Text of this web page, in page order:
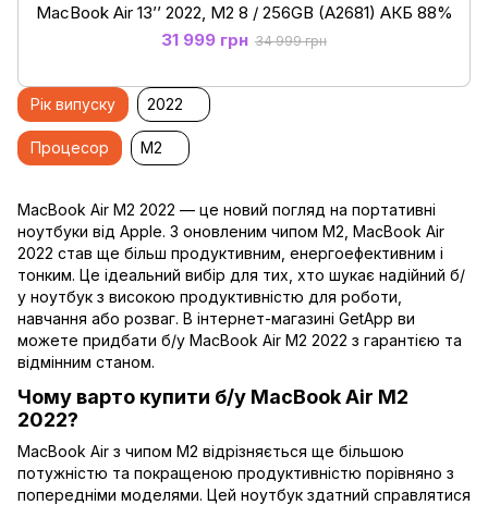
MacBook Air 13’’ 2022, М2 8 / 256GB (A2681) АКБ 88%
31 999 грн 34 999 грн
MacBook Air M2 2022 — це новий погляд на портативні
ноутбуки від Apple. З оновленим чипом M2, MacBook Air
2022 став ще більш продуктивним, енергоефективним і
тонким. Це ідеальний вибір для тих, хто шукає надійний б/
у ноутбук з високою продуктивністю для роботи,
навчання або розваг. В інтернет-магазині GetApp ви
можете придбати б/у MacBook Air M2 2022 з гарантією та
відмінним станом.
Чому варто купити б/у MacBook Air M2
2022?
MacBook Air з чипом M2 відрізняється ще більшою
потужністю та покращеною продуктивністю порівняно з
попередніми моделями. Цей ноутбук здатний справлятися
Рік випуску 2022
Процесор M2